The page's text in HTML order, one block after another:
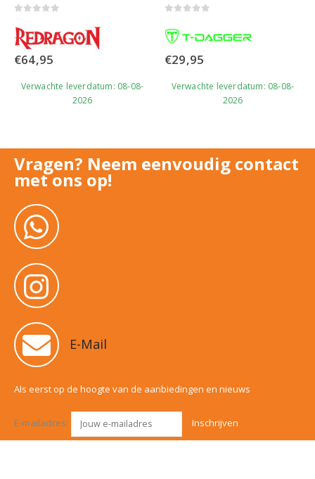
€64,95
Verwachte leverdatum: 08-08-
2026
€29,95
Verwachte leverdatum: 08-08-
2026
Vragen? Neem eenvoudig contact
met ons op!
E-Mail
Als eerst op de hoogte van de aanbiedingen en nieuws
E-mailadres: